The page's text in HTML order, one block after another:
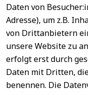
Daten von
Adresse), um z.B.
von Drittanbietern
unsere Website zu
erfolgt erst durch
Daten mit Dritten,
benennen. Die